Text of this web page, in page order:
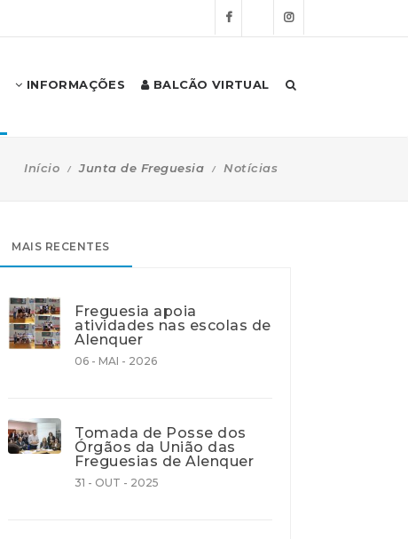
INFORMAÇÕES BALCÃO VIRTUAL
Início Junta de Freguesia Notícias
MAIS RECENTES
Freguesia apoia
atividades nas escolas de
Alenquer
06 - MAI - 2026
Tomada de Posse dos
Órgãos da União das
Freguesias de Alenquer
31 - OUT - 2025